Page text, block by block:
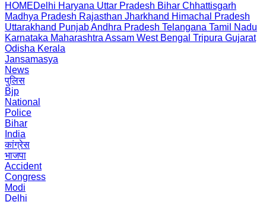
HOMEDelhi Haryana Uttar Pradesh Bihar Chhattisgarh
Madhya Pradesh Rajasthan Jharkhand Himachal Pradesh
Uttarakhand PunjabAndhra Pradesh Telangana Tamil Nadu
Karnataka Maharashtra Assam West Bengal Tripura Gujarat
Odisha Kerala
Jansamasya
News
पुलिस
Bjp
National
Police
Bihar
India
कांग्रेस
भाजपा
Accident
Congress
Modi
Delhi